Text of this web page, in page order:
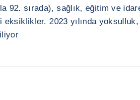
92. sırada), sağlık, eğitim ve
eksiklikler. 2023 yılında